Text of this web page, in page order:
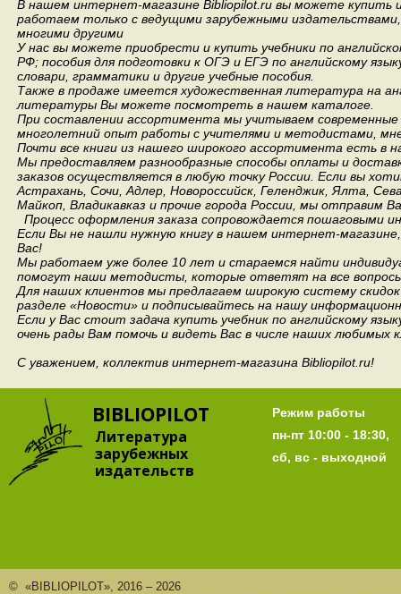
В нашем интернет-магазине Bibliopilot.ru вы можете купить
работаем только с ведущими зарубежными издательствами,
многими другими
У нас вы можете приобрести и купить учебники по
РФ; пособия для подготовки к ОГЭ и ЕГЭ по английскому
словари, грамматики и другие учебные пособия.
Также в продаже имеется художественная литература на
литературы Вы можете посмотреть в нашем каталоге.
При составлении ассортимента мы учитываем
многолетний опыт работы с учителями и методистами,
Почти все книги из нашего широкого ассортимента есть в
Мы предоставляем разнообразные способы оплаты и
заказов осуществляется в любую точку России. Если вы
Астрахань, Сочи, Адлер, Новороссийск, Геленджик, Ялта,
Майкоп, Владикавказ и прочие города России, мы отправим
Процесс оформления заказа сопровождается пошаговыми
Если Вы не нашли нужную книгу в нашем интернет-
Вас!
Мы работаем уже более 10 лет и стараемся найти
помогут наши методисты, которые ответят на все
Для наших клиентов мы предлагаем широкую систему
разделе «Новости» и подписывайтесь на нашу
Если у Вас стоит задача купить учебник по английскому
очень рады Вам помочь и видеть Вас в числе наших любимых
С уважением, коллектив интернет-магазина Bibliopilot.ru!
BIBLIOPILOT
Литература
зарубежных
издательств
Режим работы
пн-пт 10:00 - 18:30,
сб, вс - выходной
© «BIBLIOPILOT», 2016 – 2026